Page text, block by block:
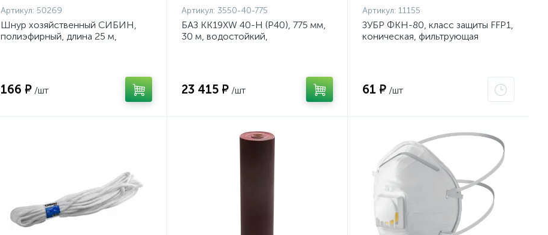
Артикул: 50269
Шнур хозяйственный СИБИН,
полиэфирный, длина 25 м,
166 ₽ /шт
Артикул: 3550-40-775
БАЗ KK19XW 40-H (Р40), 775 мм,
30 м, водостойкий,
23 415 ₽ /шт
Артикул: 11155
ЗУБР ФКН-80, класс защиты FFP1,
коническая, фильтрующая
61 ₽ /шт